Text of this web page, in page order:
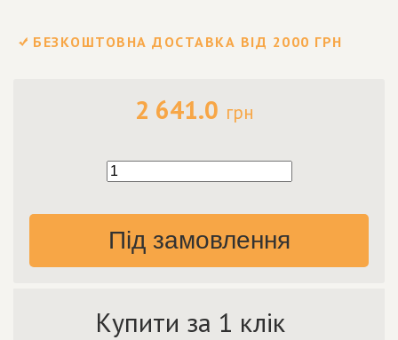
БЕЗКОШТОВНА ДОСТАВКА ВІД 2000 ГРН
2 641.0 грн
Під замовлення
Купити за 1 клік